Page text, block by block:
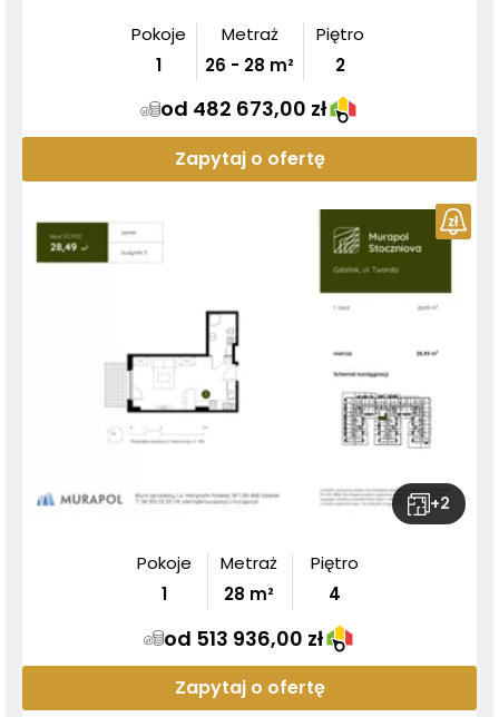
Pokoje
1
Metraż
26 - 28 m²
Piętro
2
od 482 673,00 zł
Zapytaj o ofertę
+2
Pokoje
1
Metraż
28 m²
Piętro
4
od 513 936,00 zł
Zapytaj o ofertę